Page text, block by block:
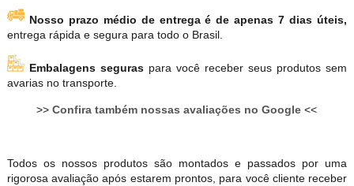
Nosso prazo médio de entrega é de apenas 7 dias úteis,
entrega rápida e segura para todo o Brasil.
Embalagens seguras para você receber seus produtos sem
avarias no transporte.
>>Confira também nossas avaliações no Google <<
Todos os nossos produtos são montados e passados por uma
rigorosa avaliação após estarem prontos, para você cliente receber